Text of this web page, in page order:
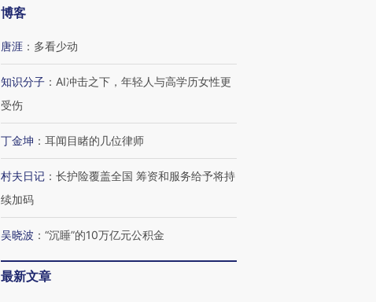
博客
唐涯 ： 多看少动
知识分子 ： AI冲击之下，年轻人与高学历女性更
受伤
丁金坤 ： 耳闻目睹的几位律师
村夫日记 ： 长护险覆盖全国 筹资和服务给予将持
续加码
吴晓波 ： “沉睡”的10万亿元公积金
最新文章